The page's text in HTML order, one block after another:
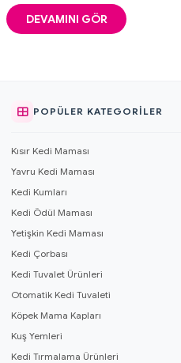
DEVAMINI GÖR
POPÜLER KATEGORILER
Kısır Kedi Maması
Yavru Kedi Maması
Kedi Kumları
Kedi Ödül Maması
Yetişkin Kedi Maması
Kedi Çorbası
Kedi Tuvalet Ürünleri
Otomatik Kedi Tuvaleti
Köpek Mama Kapları
Kuş Yemleri
Kedi Tırmalama Ürünleri